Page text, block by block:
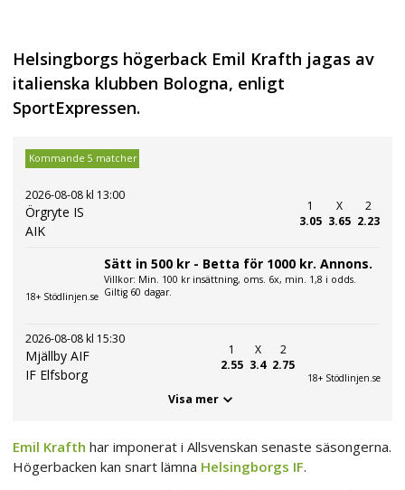
Helsingborgs högerback Emil Krafth jagas av
italienska klubben Bologna, enligt
SportExpressen.
Kommande 5 matcher
2026-08-08 kl 13:00
Örgryte IS
AIK
1
3.05
X
3.65
2
2.23
18+ Stödlinjen.se
Sätt in 500 kr - Betta för 1000 kr. Annons.
Villkor: Min. 100 kr insättning, oms. 6x, min. 1,8 i odds.
Giltig 60 dagar.
2026-08-08 kl 15:30
Mjällby AIF
IF Elfsborg
1
2.55
X
3.4
2
2.75
18+ Stödlinjen.se
Visa mer
Emil Krafth har imponerat i Allsvenskan senaste säsongerna.
Högerbacken kan snart lämna Helsingborgs IF.